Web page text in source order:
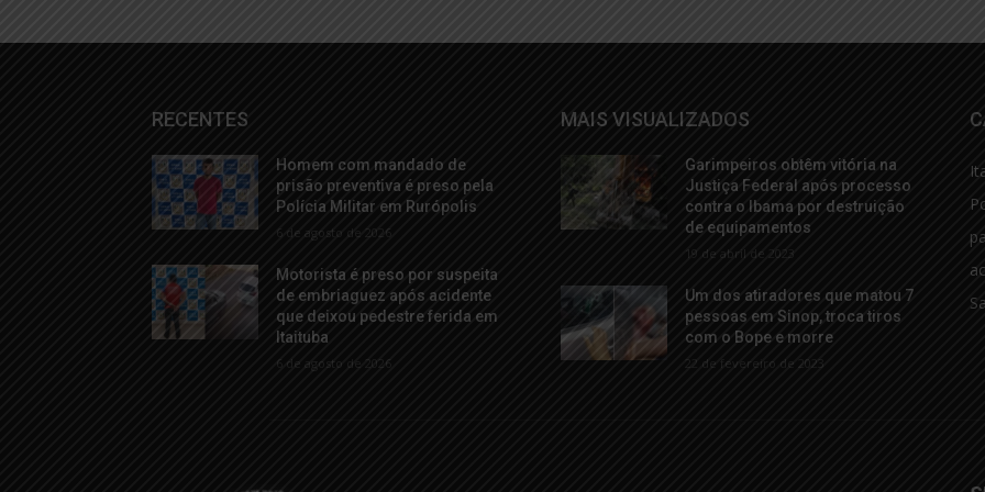
RECENTES
Homem com mandado de
prisão preventiva é preso pela
Polícia Militar em Rurópolis
6 de agosto de 2026
Motorista é preso por suspeita
de embriaguez após acidente
que deixou pedestre ferida em
Itaituba
6 de agosto de 2026
MAIS VISUALIZADOS
Garimpeiros obtêm vitória na
Justiça Federal após processo
contra o Ibama por destruição
de equipamentos
19 de abril de 2023
Um dos atiradores que matou 7
pessoas em Sinop, troca tiros
com o Bope e morre
22 de fevereiro de 2023